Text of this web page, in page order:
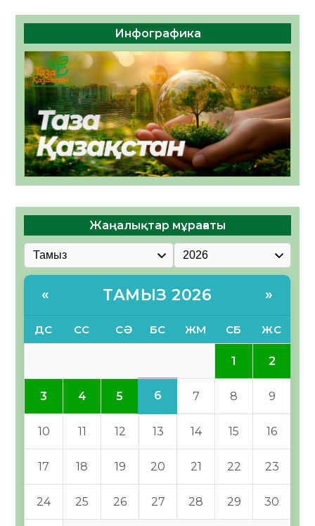
Инфографика
Жаңалықтар мұрағаты
« ТАМЫЗ 2026 »
ДС СС СӘ БС ЖМ СБ ЖС
1 2
3 4 5 6 7 8 9
10 11 12 13 14 15 16
17 18 19 20 21 22 23
24 25 26 27 28 29 30